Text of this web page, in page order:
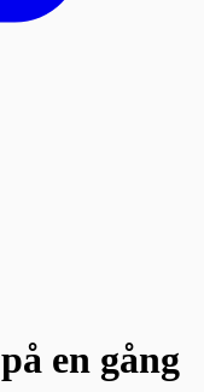
på en gång